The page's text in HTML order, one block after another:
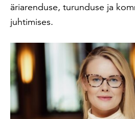
äriarenduse, turunduse ja
juhtimises.